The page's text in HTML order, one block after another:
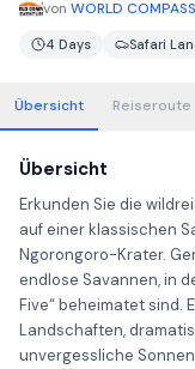
von WORLD
4 Days Safari
Übersicht Reiseroute
Übersicht
Erkunden Sie die
auf einer klassischen
Ngorongoro-Krater.
endlose Savannen, in
Five“ beheimatet sind.
Landschaften,
unvergessliche